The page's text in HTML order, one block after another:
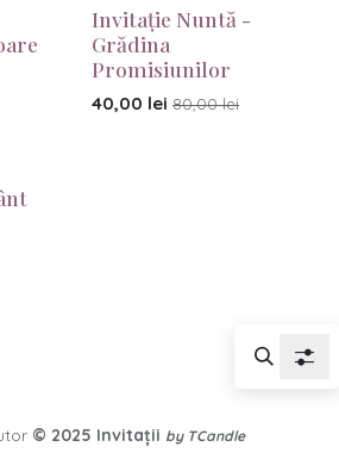
Invitație Nuntă -
Grădina
Promisiunilor
40,00 lei 80,00lei
© 2025 Invitații by TCandle